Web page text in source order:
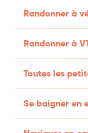
Randonner à
Randonner à
Toutes les
Se baigner en